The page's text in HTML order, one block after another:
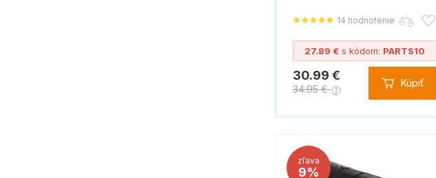
14 hodnotenie
27.89 €s kódom: PARTS10
30.99 €
34.95 € Kúpiť
zľava
9%